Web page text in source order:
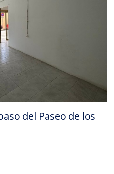
del Paseo de los